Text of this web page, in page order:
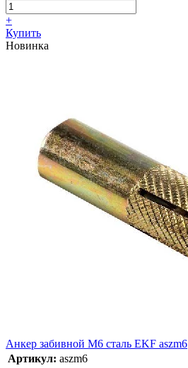
+
Купить
Новинка
Анкер забивной М6 сталь EKF aszm6
Артикул: aszm6